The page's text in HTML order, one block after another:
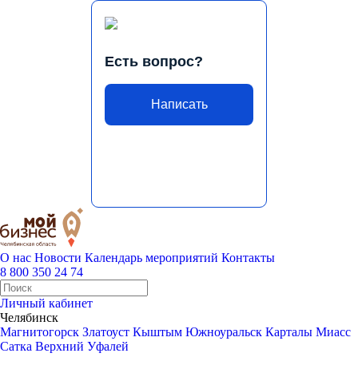
Есть вопрос?
Написать
О нас Новости Календарь мероприятий Контакты
8 800 350 24 74
Личный кабинет
Челябинск
Магнитогорск Златоуст Кыштым Южноуральск Карталы Миасс
Сатка Верхний Уфалей